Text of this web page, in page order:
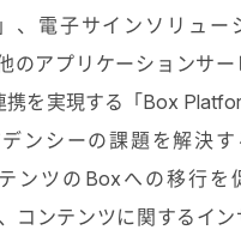
、電子サインソリュー
のアプリケーションサ
携を実現する「Box
ンシーの課題を解決
ンツのBoxへの移行を
コンテンツに関するイ